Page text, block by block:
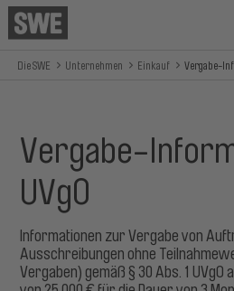
Die SWE Unternehmen Einkauf Vergabe-
Vergabe-
UVgO
Informationen zur Vergabe von
Ausschreibungen ohne
Vergaben) gemäß § 30 Abs. 1